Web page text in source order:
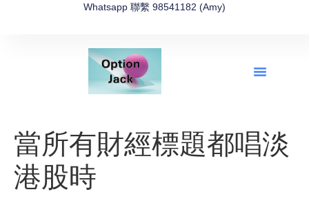
Whatsapp 聯繫 98541182 (Amy)
當所有財經標題都唱淡
港股時